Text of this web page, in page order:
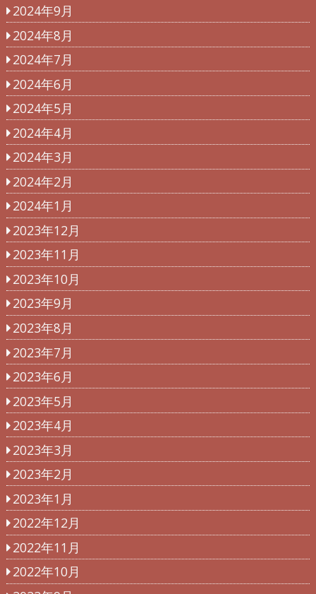
2024年9月
2024年8月
2024年7月
2024年6月
2024年5月
2024年4月
2024年3月
2024年2月
2024年1月
2023年12月
2023年11月
2023年10月
2023年9月
2023年8月
2023年7月
2023年6月
2023年5月
2023年4月
2023年3月
2023年2月
2023年1月
2022年12月
2022年11月
2022年10月